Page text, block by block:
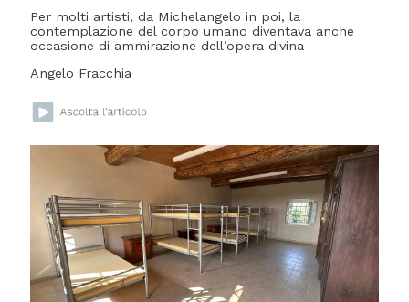
Per molti artisti, da Michelangelo in poi, la
contemplazione del corpo umano diventava anche
occasione di ammirazione dell’opera divina
Angelo Fracchia